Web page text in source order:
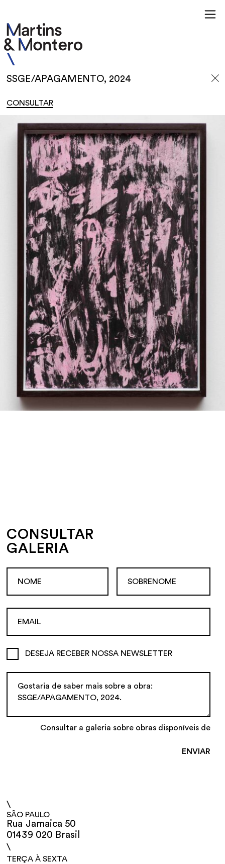
SSGE/APAGAMENTO, 2024
CONSULTAR
CONSULTAR
GALERIA
DESEJA RECEBER NOSSA NEWSLETTER
Consultar a galeria sobre obras disponíveis de
\
SÃO PAULO
Rua Jamaica 50
01439 020 Brasil
\
TERÇA À SEXTA